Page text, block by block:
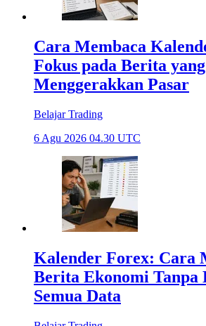
Cara Membaca
Fokus pada Berita
Menggerakkan Pasar
Belajar Trading
6 Agu 2026 04.30 UTC
Kalender Forex: Cara
Berita Ekonomi Tanpa
Semua Data